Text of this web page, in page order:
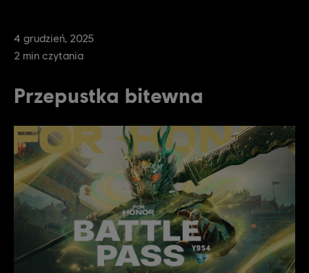
4 grudzień 2025
2 min czytania
Przepustka bitewna